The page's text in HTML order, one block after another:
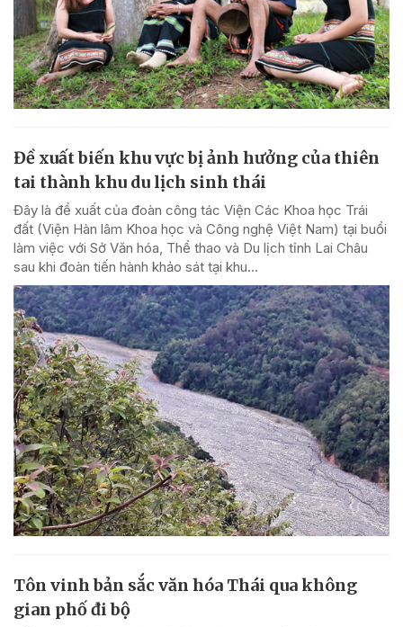
Đề xuất biến khu vực bị ảnh hưởng của thiên
tai thành khu du lịch sinh thái
Đây là đề xuất của đoàn công tác Viện Các Khoa học Trái
đất (Viện Hàn lâm Khoa học và Công nghệ Việt Nam) tại buổi
làm việc với Sở Văn hóa, Thể thao và Du lịch tỉnh Lai Châu
sau khi đoàn tiến hành khảo sát tại khu...
Tôn vinh bản sắc văn hóa Thái qua không
gian phố đi bộ